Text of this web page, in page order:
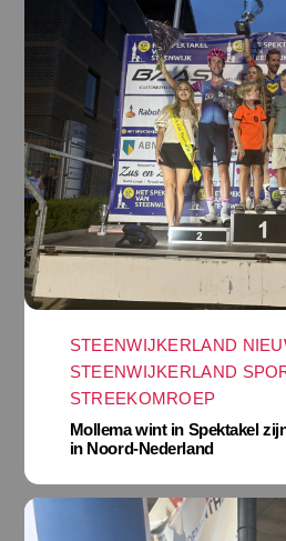
STEENWIJKERLAND
STEENWIJKERLAND
STREEKOMROEP
Mollema wint in Spektakel
in Noord-Nederland